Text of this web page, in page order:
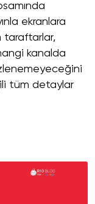
ekranlara
taraftarlar,
kanalda
tüm detaylar